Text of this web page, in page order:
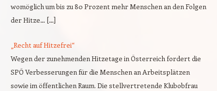
womöglich um bis zu 80 Prozent mehr Menschen an den Folgen
der Hitze… […]
„Recht auf Hitzefrei“
Wegen der zunehmenden Hitzetage in Österreich fordert die
SPÖ Verbesserungen für die Menschen an Arbeitsplätzen
sowie im öffentlichen Raum. Die stellvertretende Klubobfrau